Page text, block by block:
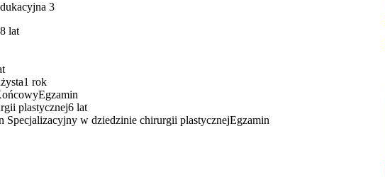
3
8 lat
1 rok
Egzamin
plastycznej6 lat
Specjalizacyjny w dziedzinie chirurgii plastycznejEgzamin